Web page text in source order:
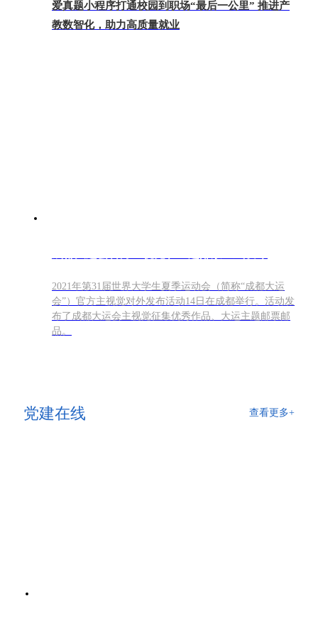
爱真题小程序打通校园到职场“最后一公里” 推进产
教数智化，助力高质量就业
2021年第31届世界大学生夏季运动会（简称“成都大运
会”）官方主视觉对外发布活动14日在成都举行。活动发
布了成都大运会主视觉征集优秀作品、大运主题邮票邮
品。
党建在线 查看更多+